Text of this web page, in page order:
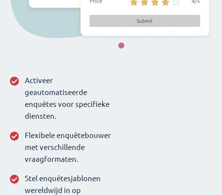
Activeer
geautomatiseerde
enquêtes voor specifieke
diensten.
Flexibele enquêtebouwer
met verschillende
vraagformaten.
Stel enquêtesjablonen
wereldwijd in op